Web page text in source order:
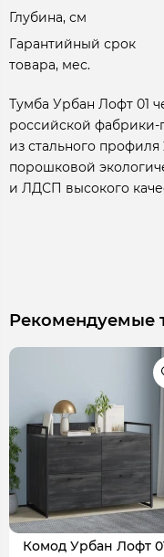
Глубина, см
Гарантийный срок
товара, мес.
Тумба Урбан Лофт 01
российской фабрики-
из стального
порошковой
и ЛДСП высокого
Рекомендуемые
Комод Урбан Лофт